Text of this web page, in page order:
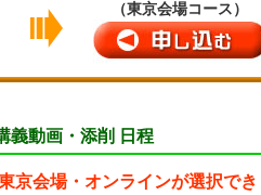
（東京会場コース）
義動画・添削 日程
京会場・オンラインが選択で